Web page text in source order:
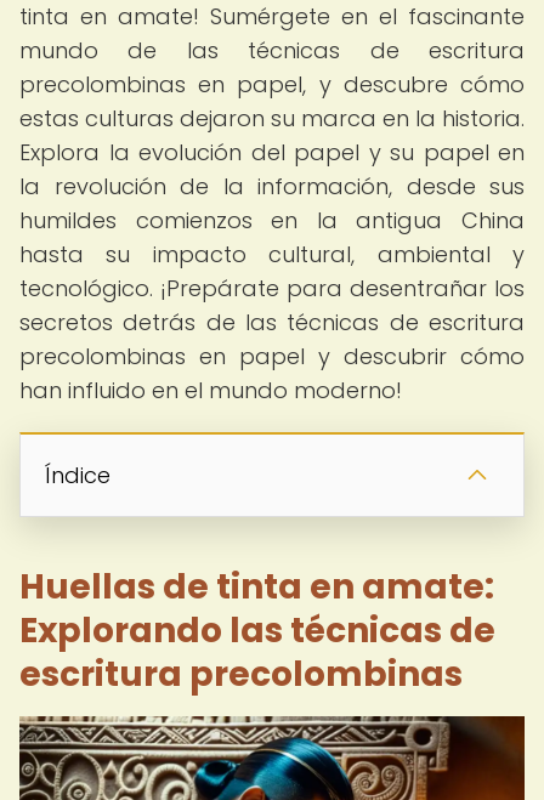
tinta en amate! Sumérgete en el fascinante
mundo de las técnicas de escritura
precolombinas en papel, y descubre cómo
estas culturas dejaron su marca en la historia.
Explora la evolución del papel y su papel en
la revolución de la información, desde sus
humildes comienzos en la antigua China
hasta su impacto cultural, ambiental y
tecnológico. ¡Prepárate para desentrañar los
secretos detrás de las técnicas de escritura
precolombinas en papel y descubrir cómo
han influido en el mundo moderno!
Índice
Huellas de tinta en amate:
Explorando las técnicas de
escritura precolombinas